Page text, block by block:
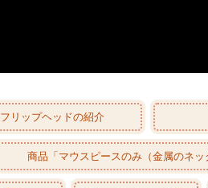
フリップヘッドの紹介
商品「マウスピースのみ（金属のネッ